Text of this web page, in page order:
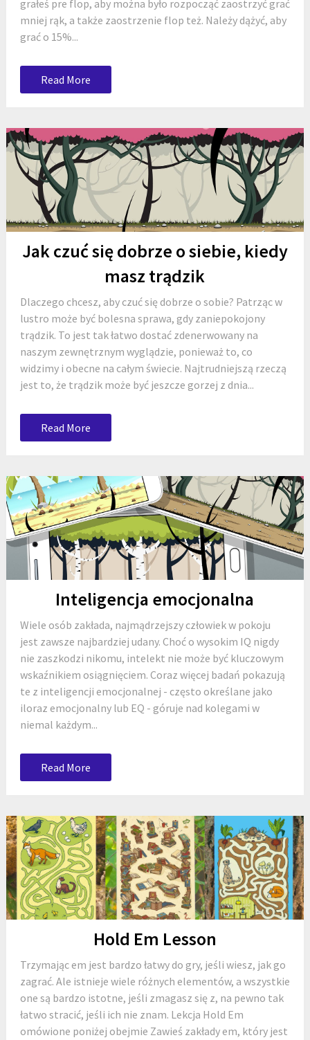
grałeś pre flop, aby można było rozpocząć zaostrzyć grać
mniej rąk, a także zaostrzenie flop też. Należy dążyć, aby
grać o 15%...
Read More
Jak czuć się dobrze o siebie, kiedy
masz trądzik
Dlaczego chcesz, aby czuć się dobrze o sobie? Patrząc w
lustro może być bolesna sprawa, gdy zaniepokojony
trądzik. To jest tak łatwo dostać zdenerwowany na
naszym zewnętrznym wyglądzie, ponieważ to, co
widzimy i obecne na całym świecie. Najtrudniejszą rzeczą
jest to, że trądzik może być jeszcze gorzej z dnia...
Read More
Inteligencja emocjonalna
Wiele osób zakłada, najmądrzejszy człowiek w pokoju
jest zawsze najbardziej udany. Choć o wysokim IQ nigdy
nie zaszkodzi nikomu, intelekt nie może być kluczowym
wskaźnikiem osiągnięciem. Coraz więcej badań pokazują
te z inteligencji emocjonalnej - często określane jako
iloraz emocjonalny lub EQ - góruje nad kolegami w
niemal każdym...
Read More
Hold Em Lesson
Trzymając em jest bardzo łatwy do gry, jeśli wiesz, jak go
zagrać. Ale istnieje wiele różnych elementów, a wszystkie
one są bardzo istotne, jeśli zmagasz się z, na pewno tak
łatwo stracić, jeśli ich nie znam. Lekcja Hold Em
omówione poniżej obejmie Zawieś zakłady em, który jest